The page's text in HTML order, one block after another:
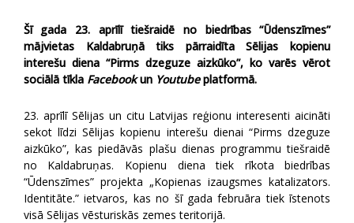
Šī gada 23. aprīlī tiešraidē no biedrības “Ūdenszīmes”
mājvietas Kaldabruņā tiks pārraidīta Sēlijas kopienu
interešu diena “Pirms dzeguze aizkūko”, ko varēs vērot
sociālā tīkla Facebookun Youtubeplatformā.
23. aprīlī Sēlijas un citu Latvijas reģionu interesenti aicināti
sekot līdzi Sēlijas kopienu interešu dienai “Pirms dzeguze
aizkūko”, kas piedāvās plašu dienas programmu tiešraidē
no Kaldabruņas. Kopienu diena tiek rīkota biedrības
“Ūdenszīmes” projekta „Kopienas izaugsmes katalizators.
Identitāte.” ietvaros, kas no šī gada februāra tiek īstenots
visā Sēlijas vēsturiskās zemes teritorijā.